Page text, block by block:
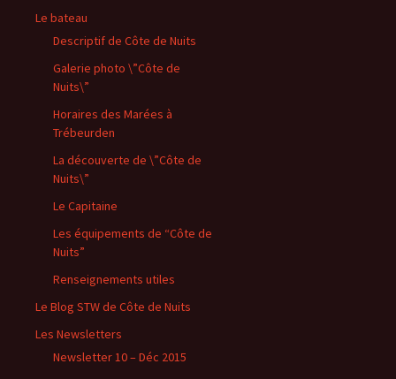
Le bateau
Descriptif de Côte de Nuits
Galerie photo \”Côte de
Nuits\”
Horaires des Marées à
Trébeurden
La découverte de \”Côte de
Nuits\”
Le Capitaine
Les équipements de “Côte de
Nuits”
Renseignements utiles
Le Blog STW de Côte de Nuits
Les Newsletters
Newsletter 10 – Déc 2015